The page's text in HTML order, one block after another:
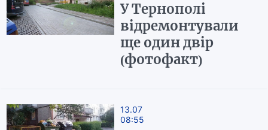
У Тернополі
відремонтували
ще один двір
(фотофакт)
13.07
08:55